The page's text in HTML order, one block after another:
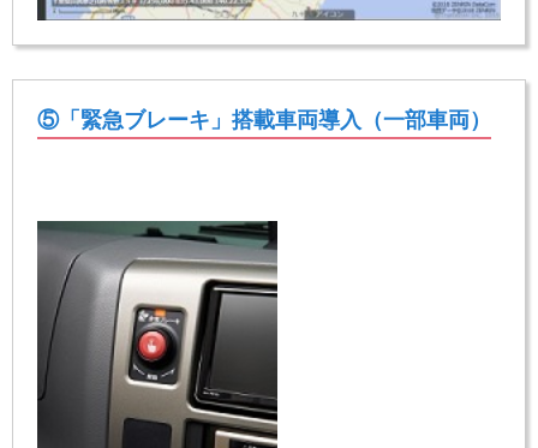
⑤「緊急ブレーキ」搭載車両導入（一部車両）